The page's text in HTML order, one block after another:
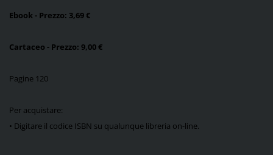
Ebook - Prezzo: 3,69 €
Cartaceo - Prezzo: 9,00 €
Pagine 120
Per acquistare:
• Digitare il codice ISBN su qualunque libreria on-line.